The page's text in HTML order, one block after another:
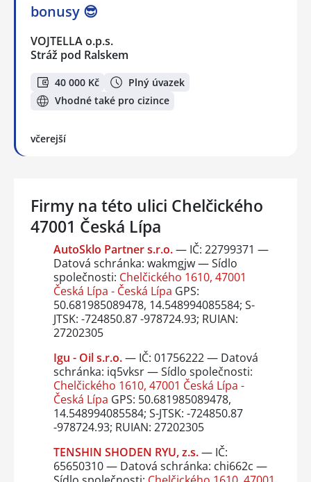
bonusy 😎
VOJTELLA o.p.s.
Stráž pod Ralskem
40 000 Kč
Plný úvazek
Vhodné také pro cizince
včerejší
Firmy na této ulici Chelčického
47001 Česká Lípa
AutoSklo Partner s.r.o.— IČ: 22799371 —
Datová schránka: wakmgjw — Sídlo
společnosti: Chelčického 1610, 47001
Česká Lípa - Česká Lípa GPS:
50.681985089478, 14.548994085584; S-
JTSK: -724850.87 -978724.93; RUIAN:
27202305
Igu - Oil s.r.o.— IČ: 01756222 — Datová
schránka: iq5vksr — Sídlo společnosti:
Chelčického 1610, 47001 Česká Lípa -
Česká Lípa GPS: 50.681985089478,
14.548994085584; S-JTSK: -724850.87
-978724.93; RUIAN: 27202305
TENSHIN SHODEN RYU, z.s.— IČ:
65650310 — Datová schránka: chi662c —